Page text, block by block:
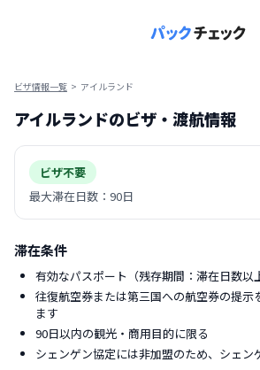
ビザ情報一覧 > アイルランド
アイルランドのビザ・渡航情報
ビザ不要
最大滞在日数： 90日
滞在条件
有効なパスポート（残存期間：滞在日数以
往復航空券または第三国への航空券の提示
ます
90日以内の観光・商用目的に限る
シェンゲン協定には非加盟のため、シェン